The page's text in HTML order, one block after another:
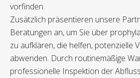
vorfinden.
Zusätzlich präsentieren unsere
Beratungen an, um Sie über
zu aufklären, die helfen, potenzielle
abwenden. Durch routinemäßige
professionelle Inspektion der